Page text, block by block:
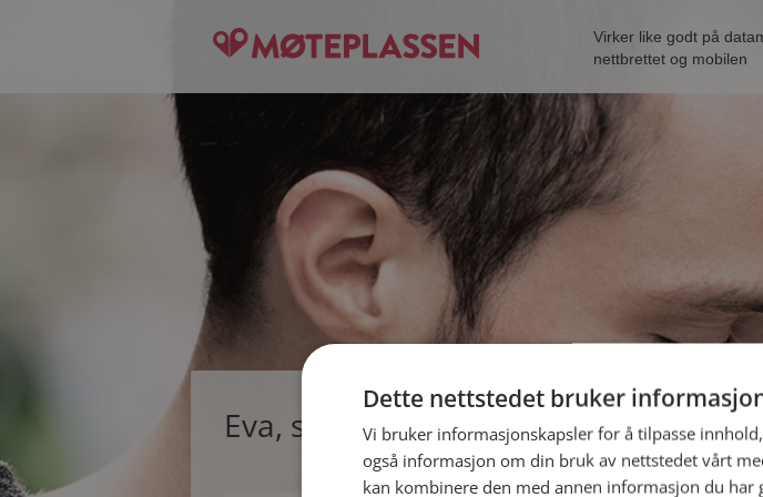
Virker like godt på
nettbrettet og mobilen
Eva, single kvinne fra Sarpsborg
Dette nettstedet bruker
Vi bruker informasjonskapsler for å tilpasse
også informasjon om din bruk av nettstedet vårt
kan kombinere den med annen informasjon du